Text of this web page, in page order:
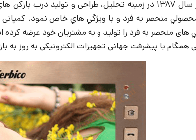
منحصر به فرد و با ويژگي هاي خاص نمود. کمپانی
های منحصر به فرد را توليد و به مشتریان خود عرضه
همگام با پیشرفت جهانی تجهیزات الکترونیکی به روز به